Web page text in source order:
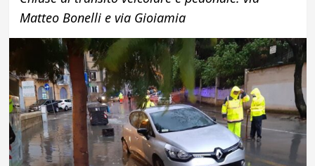
Matteo Bonelli e via Gioiamia